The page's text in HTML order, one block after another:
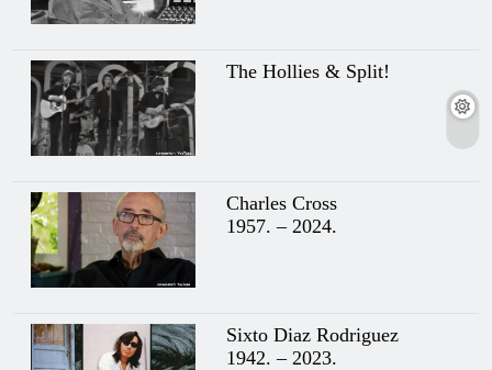
The Hollies & Split!
Charles Cross
1957. – 2024.
Sixto Diaz Rodriguez
1942. – 2023.